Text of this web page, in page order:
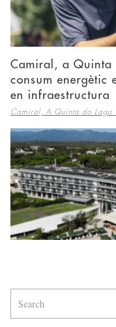
Camiral, a Quinta
consum energètic
en infraestructura
Camiral, A Quinta do Lago